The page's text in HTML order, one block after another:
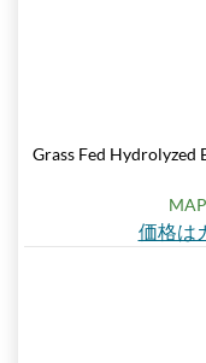
Grass Fed Hydrolyzed
価格は